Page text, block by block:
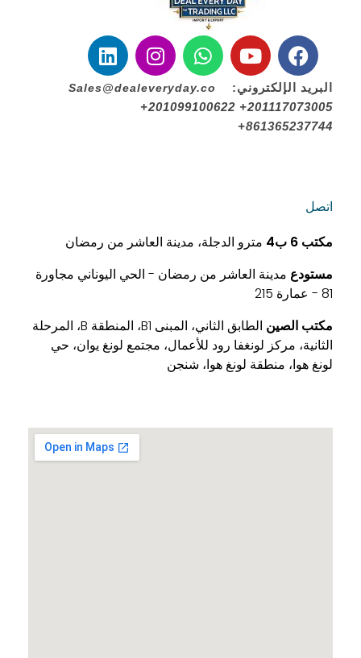
البريد الإلكتروني: Sales@dealeveryday.co
+201099100622 +201117073005
+861365237744
اتصل
مكتب 6 ب4
مترو الدجلة، مدينة العاشر من رمضان
مستودع مدينة العاشر من رمضان - الحي اليوناني مجاورة
81 - عمارة 215
مكتب الصين
الطابق الثاني، المبنى B1، المنطقة B، المرحلة
الثانية، مركز لونغفا رود للأعمال، مجتمع لونغ يوان، حي
لونغ هوا، منطقة لونغ هوا، شنجن